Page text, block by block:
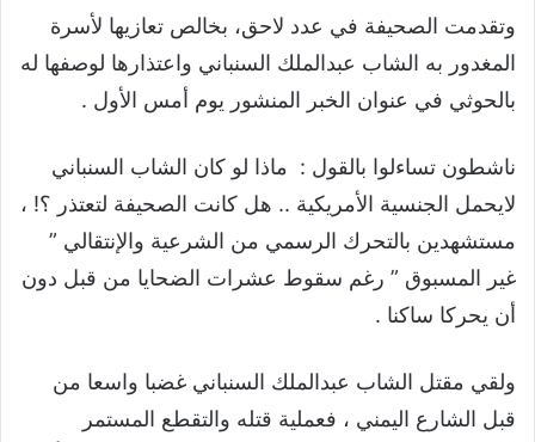
وتقدمت الصحيفة في عدد لاحق، بخالص تعازيها لأسرة
المغدور به الشاب عبدالملك السنباني واعتذارها لوصفها له
بالحوثي في عنوان الخبر المنشور يوم أمس الأول .
ناشطون تساءلوا بالقول : ماذا لو كان الشاب السنباني
لايحمل الجنسية الأمريكية .. هل كانت الصحيفة لتعتذر ؟! ،
مستشهدين بالتحرك الرسمي من الشرعية والإنتقالي ”
غير المسبوق ” رغم سقوط عشرات الضحايا من قبل دون
أن يحركا ساكنا .
ولقي مقتل الشاب عبدالملك السنباني غضبا واسعا من
قبل الشارع اليمني ، فعملية قتله والتقطع المستمر